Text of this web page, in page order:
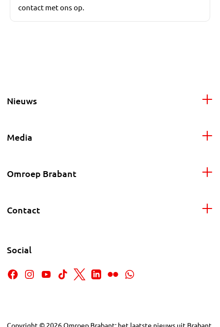
contact met ons op.
Nieuws
Media
Omroep Brabant
Contact
Social
Copyright © 2026Omroep Brabant: het laatste nieuws uit Brabant,